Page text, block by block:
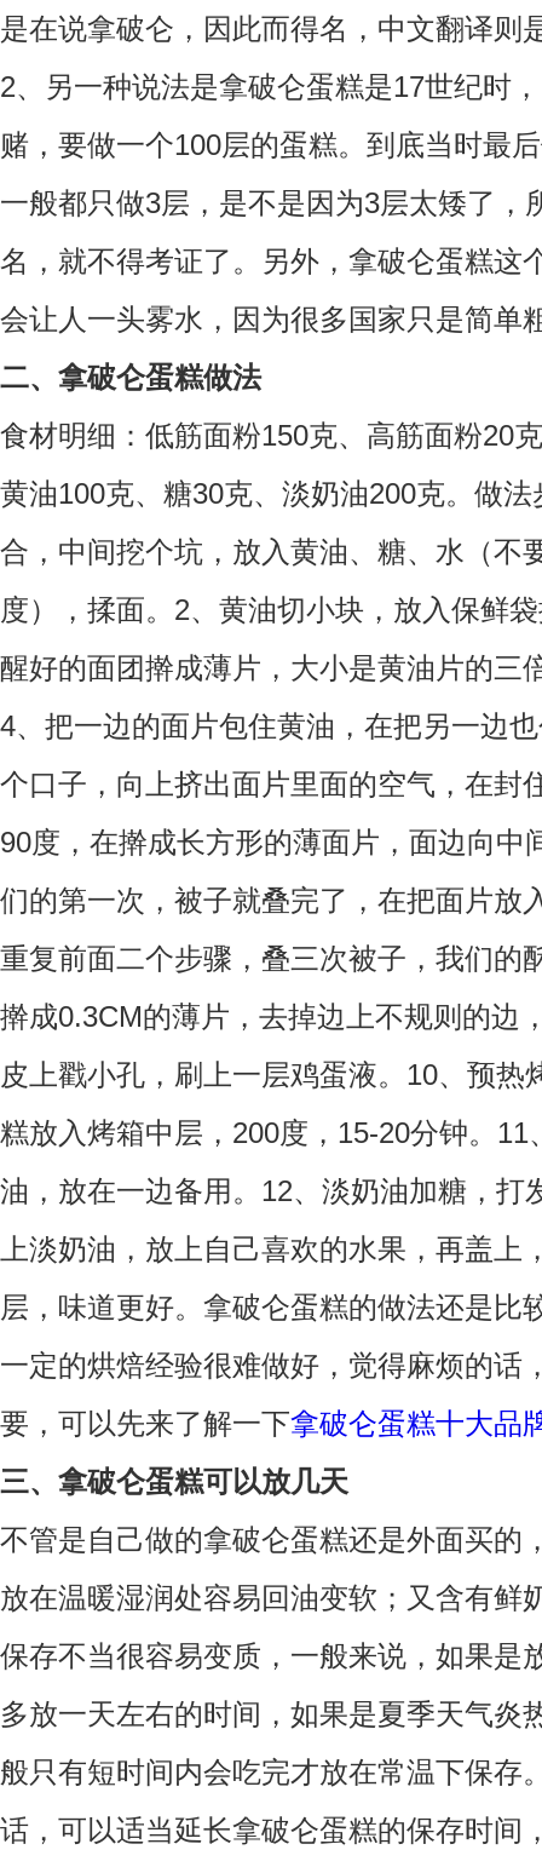
是在说拿破仑，因此而得名，中文翻译则
2、另一种说法是拿破仑蛋糕是17世纪时
赌，要做一个100层的蛋糕。到底当时最
一般都只做3层，是不是因为3层太矮了，
名，就不得考证了。另外，拿破仑蛋糕这
会让人一头雾水，因为很多国家只是简单
二、拿破仑蛋糕做法
食材明细：低筋面粉150克、高筋面粉20
黄油100克、糖30克、淡奶油200克。做
合，中间挖个坑，放入黄油、糖、水（不
度），揉面。2、黄油切小块，放入保鲜
醒好的面团擀成薄片，大小是黄油片的三
4、把一边的面片包住黄油，在把另一边
个口子，向上挤出面片里面的空气，在封
90度，在擀成长方形的薄面片，面边向中
们的第一次，被子就叠完了，在把面片放
重复前面二个步骤，叠三次被子，我们的
擀成0.3CM的薄片，去掉边上不规则的边
皮上戳小孔，刷上一层鸡蛋液。10、预热
糕放入烤箱中层，200度，15-20分钟。
油，放在一边备用。12、淡奶油加糖，打
上淡奶油，放上自己喜欢的水果，再盖
层，味道更好。拿破仑蛋糕的做法还是比
一定的烘焙经验很难做好，觉得麻烦的话
要，可以先来了解一下拿破仑蛋糕十大品
三、拿破仑蛋糕可以放几天
不管是自己做的拿破仑蛋糕还是外面买的
放在温暖湿润处容易回油变软；又含有鲜
保存不当很容易变质，一般来说，如果是
多放一天左右的时间，如果是夏季天气炎
般只有短时间内会吃完才放在常温下保存
话，可以适当延长拿破仑蛋糕的保存时间